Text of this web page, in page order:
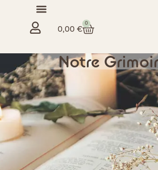
0,00 €
0
Notre